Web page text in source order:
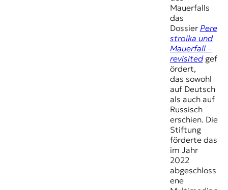
Mauerfalls
das
Dossier Pere
stroika und
Mauerfall –
revisitedgef
ördert,
das sowohl
auf Deutsch
als auch auf
Russisch
erschien. Die
Stiftung
förderte das
im Jahr
2022
abgeschloss
ene